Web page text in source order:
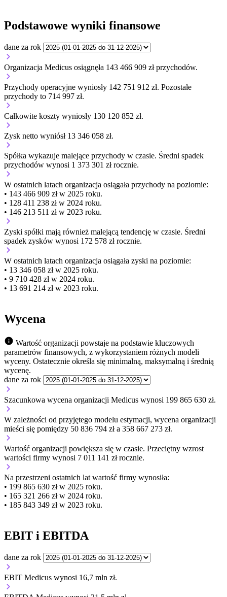
Podstawowe wyniki finansowe
dane za rok
Organizacja Medicus osiągnęła 143 466 909 zł przychodów.
Przychody operacyjne wyniosły 142 751 912 zł. Pozostałe
przychody to 714 997 zł.
Całkowite koszty wyniosły 130 120 852 zł.
Zysk netto wyniósł 13 346 058 zł.
Spółka wykazuje malejące przychody w czasie. Średni spadek
przychodów wynosi 1 373 301 zł rocznie.
W ostatnich latach organizacja osiągała przychody na poziomie:
• 143 466 909 zł w 2025 roku.
• 128 411 238 zł w 2024 roku.
• 146 213 511 zł w 2023 roku.
Zyski spółki mają również malejącą tendencję w czasie. Średni
spadek zysków wynosi 172 578 zł rocznie.
W ostatnich latach organizacja osiągała zyski na poziomie:
• 13 346 058 zł w 2025 roku.
• 9 710 428 zł w 2024 roku.
• 13 691 214 zł w 2023 roku.
Wycena
Wartość organizacji powstaje na podstawie kluczowych
parametrów finansowych, z wykorzystaniem różnych modeli
wyceny. Ostatecznie określa się minimalną, maksymalną i średnią
wycenę.
dane za rok
Szacunkowa wycena organizacji Medicus wynosi 199 865 630 zł.
W zależności od przyjętego modelu estymacji, wycena organizacji
mieści się pomiędzy 50 836 794 zł a 358 667 273 zł.
Wartość organizacji powiększa się w czasie. Przeciętny wzrost
wartości firmy wynosi 7 011 141 zł rocznie.
Na przestrzeni ostatnich lat wartość firmy wynosiła:
• 199 865 630 zł w 2025 roku.
• 165 321 266 zł w 2024 roku.
• 185 843 349 zł w 2023 roku.
EBIT i EBITDA
dane za rok
EBIT Medicus wynosi 16,7 mln zł.